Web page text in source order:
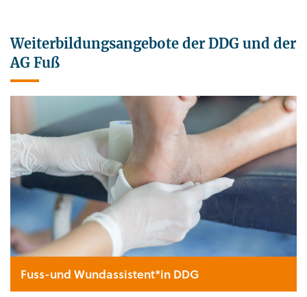
Weiterbildungsangebote der DDG und der
AG Fuß
Fuss-und Wundassistent*in DDG